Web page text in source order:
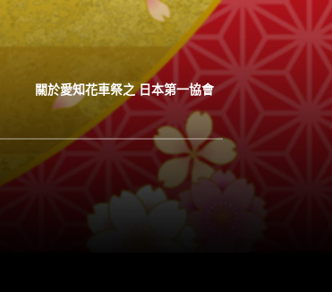
關於愛知花車祭之 日本第一協會